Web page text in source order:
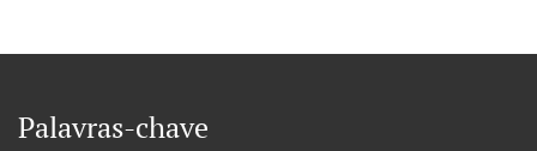
Palavras-chave